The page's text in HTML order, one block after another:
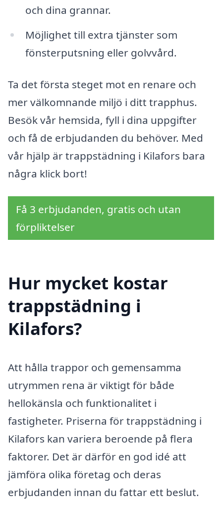
och dina grannar.
Möjlighet till extra tjänster som
fönsterputsning eller golvvård.
Ta det första steget mot en renare och
mer välkomnande miljö i ditt trapphus.
Besök vår hemsida, fyll i dina uppgifter
och få de erbjudanden du behöver. Med
vår hjälp är trappstädning i Kilafors bara
några klick bort!
Få 3 erbjudanden, gratis och utan
förpliktelser
Hur mycket kostar
trappstädning i
Kilafors?
Att hålla trappor och gemensamma
utrymmen rena är viktigt för både
hellokänsla och funktionalitet i
fastigheter. Priserna för trappstädning i
Kilafors kan variera beroende på flera
faktorer. Det är därför en god idé att
jämföra olika företag och deras
erbjudanden innan du fattar ett beslut.